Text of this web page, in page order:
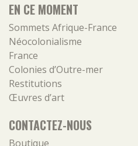
EN CE MOMENT
Sommets Afrique-France
Néocolonialisme
France
Colonies d’Outre-mer
Restitutions
Œuvres d’art
CONTACTEZ-NOUS
Boutique